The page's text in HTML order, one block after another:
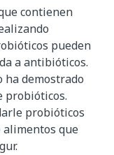
contienen
pueden
a antibióticos.
ha demostrado
probióticos.
probióticos
alimentos que